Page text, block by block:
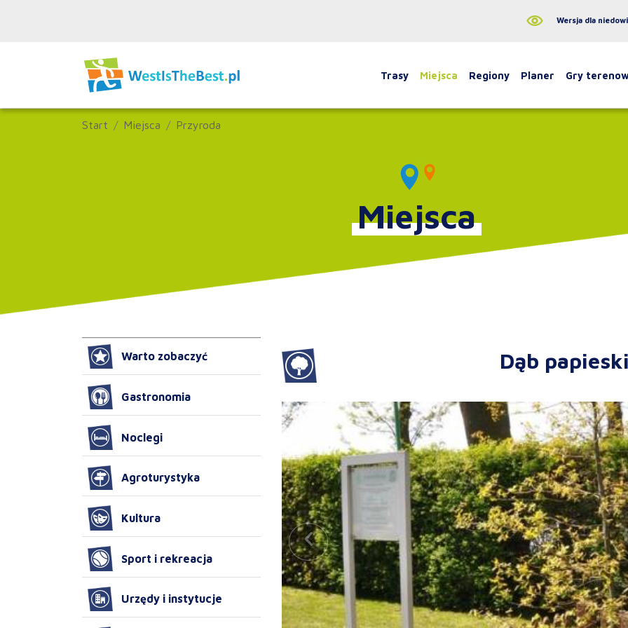
Wersja dla
Trasy Miejsca Regiony Planer Gry
Start Miejsca Przyroda
Miejsca
Dąb
Warto zobaczyć
Gastronomia
Noclegi
Agroturystyka
Kultura
Sport i rekreacja
Urzędy i instytucje